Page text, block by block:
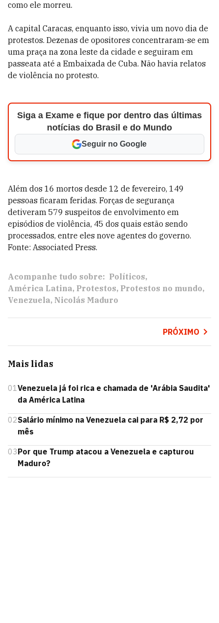
como ele morreu.
A capital Caracas, enquanto isso, vivia um novo dia de
protestos. Dezenas de opositores concentraram-se em
uma praça na zona leste da cidade e seguiram em
passeata até a Embaixada de Cuba. Não havia relatos
de violência no protesto.
Siga a Exame e fique por dentro das últimas
notícias do Brasil e do Mundo
Seguir no Google
Além dos 16 mortos desde 12 de fevereiro, 149
pessoas ficaram feridas. Forças de segurança
detiveram 579 suspeitos de envolvimento em
episódios de violência, 45 dos quais estão sendo
processados, entre eles nove agentes do governo.
Fonte: Associated Press.
Acompanhe tudo sobre: Políticos
América Latina Protestos Protestos no mundo
Venezuela Nicolás Maduro
PRÓXIMO
Mais lidas
01Venezuela já foi rica e chamada de 'Arábia Saudita'
da América Latina
02Salário mínimo na Venezuela cai para R$ 2,72 por
mês
03Por que Trump atacou a Venezuela e capturou
Maduro?